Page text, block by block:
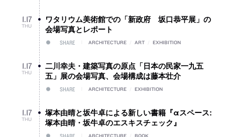
1.17
THU
ワタリウム美術館での「新政府 坂口恭平展」の
会場写真とレポート
SHARE ARCHITECTURE ART EXHIBITION
1.17
THU
二川幸夫・建築写真の原点「日本の民家一九五
五」展の会場写真、会場構成は藤本壮介
SHARE ARCHITECTURE EXHIBITION
1.17
THU
塚本由晴と坂牛卓による新しい書籍『αスペース:
塚本由晴・坂牛卓のエスキスチェック』
ARCHITECTURE BOOK